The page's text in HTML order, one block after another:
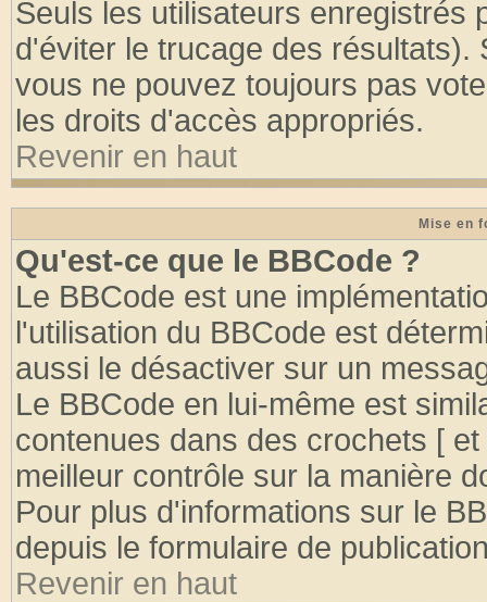
Seuls les utilisateurs enregistrés
d'éviter le trucage des
vous ne pouvez toujours pas
les droits d'accès appropriés.
Revenir en haut
Mise en
Qu'est-ce que le BBCode ?
Le BBCode est une
l'utilisation du BBCode est
aussi le désactiver sur un
Le BBCode en lui-même est
contenues dans des crochets [
meilleur contrôle sur la manière
Pour plus d'informations sur le
depuis le formulaire de
Revenir en haut